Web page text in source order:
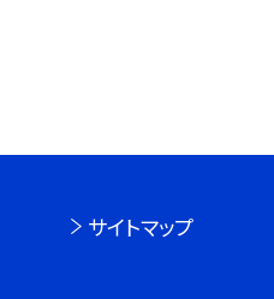
サイトマップ